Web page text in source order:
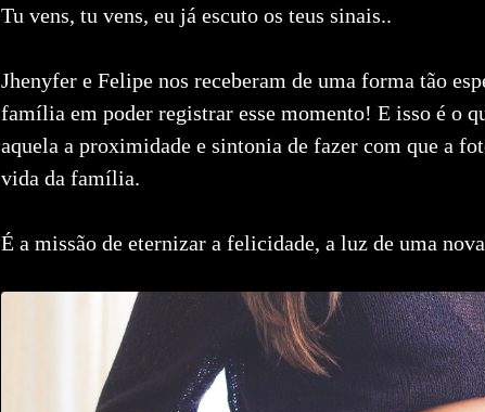
Tu vens, tu vens, eu já escuto os teus sinais..
Jhenyfer e Felipe nos receberam de uma forma tão
família em poder registrar esse momento! E isso é o
aquela a proximidade e sintonia de fazer com que a
vida da família.
É a missão de eternizar a felicidade, a luz de uma